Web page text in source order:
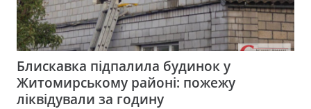
Блискавка підпалила будинок у
Житомирському районі: пожежу
ліквідували за годину